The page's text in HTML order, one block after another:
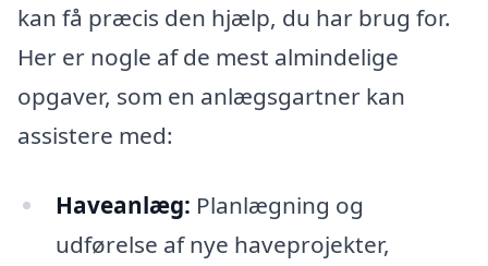
kan få præcis den hjælp, du har brug for.
Her er nogle af de mest almindelige
opgaver, som en anlægsgartner kan
assistere med:
Haveanlæg: Planlægning og
udførelse af nye haveprojekter,